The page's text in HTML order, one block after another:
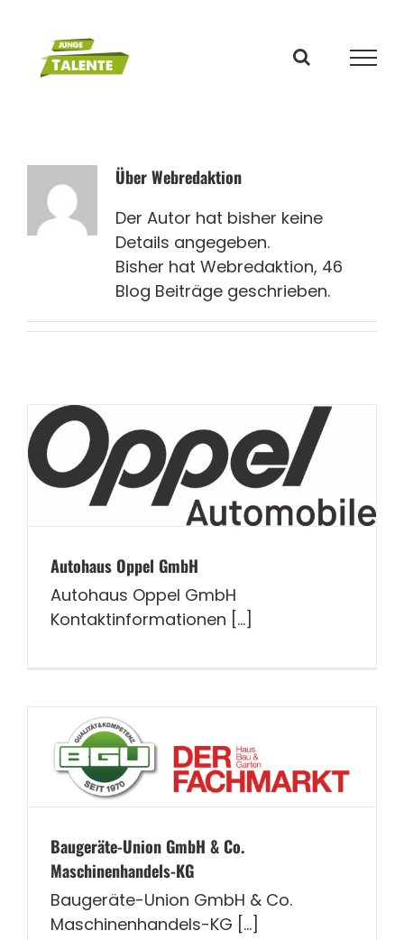
springen
ÜberWebredaktion
Der Autor hat bisher keine
Details angegeben.
Bisher hat Webredaktion, 46
Blog Beiträge geschrieben.
Autohaus Oppel GmbH
Autohaus Oppel GmbH
Kontaktinformationen [...]
Baugeräte-Union GmbH & Co.
Maschinenhandels-KG
Baugeräte-Union GmbH & Co.
Maschinenhandels-KG [...]